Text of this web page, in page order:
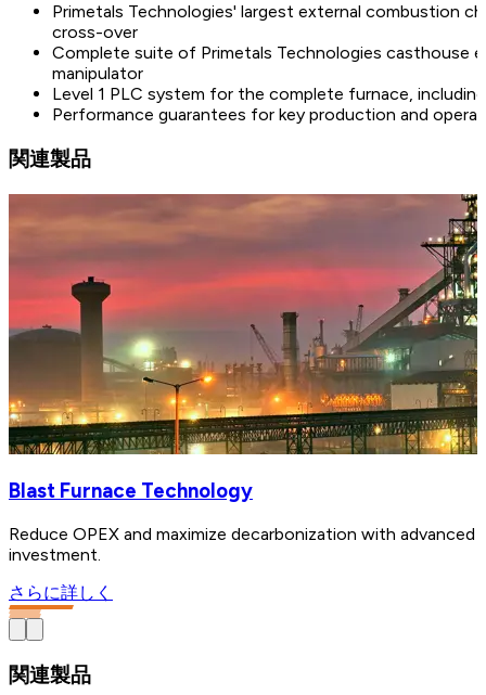
Primetals Technologies' largest external combustion
cross-over
Complete suite of Primetals Technologies casthouse
manipulator
Level 1 PLC system for the complete furnace,
Performance guarantees for key production and
関連製品
Blast Furnace Technology
Reduce OPEX and maximize decarbonization with
investment.
さらに詳しく
関連製品